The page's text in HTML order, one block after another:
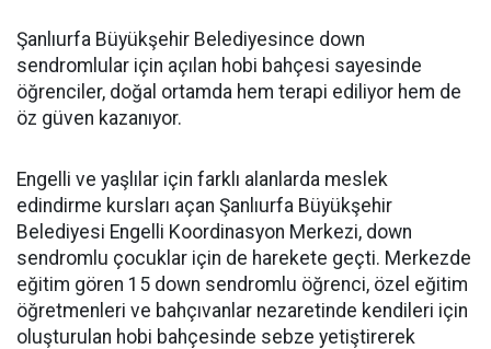
Şanlıurfa Büyükşehir Belediyesince down
sendromlular için açılan hobi bahçesi sayesinde
öğrenciler, doğal ortamda hem terapi ediliyor hem de
öz güven kazanıyor.
Engelli ve yaşlılar için farklı alanlarda meslek
edindirme kursları açan Şanlıurfa Büyükşehir
Belediyesi Engelli Koordinasyon Merkezi, down
sendromlu çocuklar için de harekete geçti. Merkezde
eğitim gören 15 down sendromlu öğrenci, özel eğitim
öğretmenleri ve bahçıvanlar nezaretinde kendileri için
oluşturulan hobi bahçesinde sebze yetiştirerek